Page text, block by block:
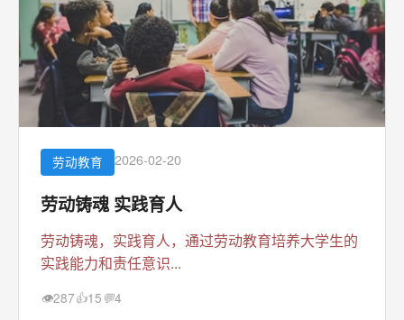
劳动教育 2026-02-20
劳动铸魂 实践育人
劳动铸魂，实践育人，通过劳动教育培养大学生的
实践能力和责任意识...
👁287👍15 💬4